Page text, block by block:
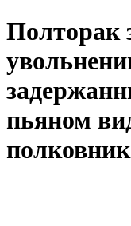
Полторак
пьяном